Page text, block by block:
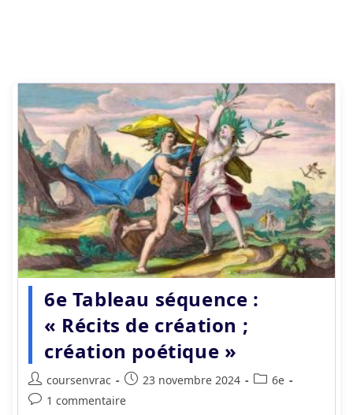
6e Tableau séquence :
« Récits de création ;
création poétique »
Auteur/autrice
de
coursenvrac
Publication
publiée :
23 novembre 2024
Post6e
Commentaires
1 commentaire